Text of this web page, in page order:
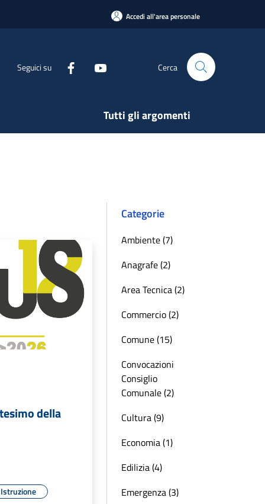
Accedi all'area personale
Seguici su Cerca
Tutti gli argomenti
della
Istruzione
Categorie
Ambiente (7)
Anagrafe (2)
Area Tecnica (2)
Commercio (2)
Comune (15)
Convocazioni
Consiglio
Comunale (2)
Cultura (9)
Economia (1)
Edilizia (4)
Emergenza (3)